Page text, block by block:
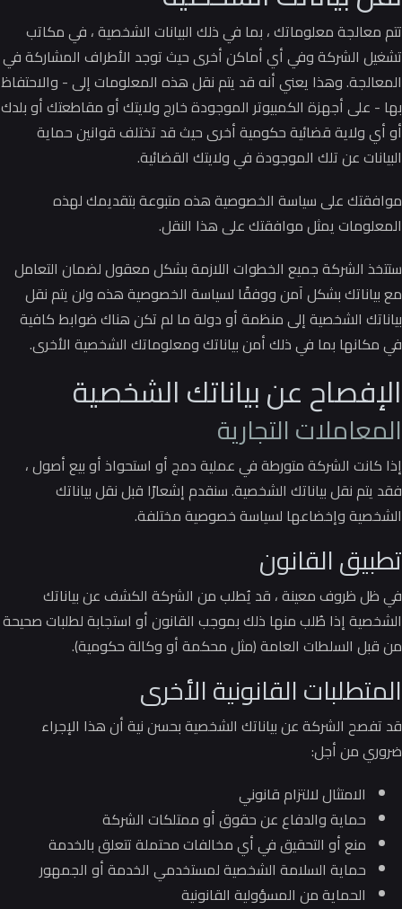
تتم معالجة معلوماتك ، بما في ذلك البيانات الشخصية ، في مكاتب
تشغيل الشركة وفي أي أماكن أخرى حيث توجد الأطراف المشاركة في
المعالجة.وهذا يعني أنه قد يتم نقل هذه المعلومات إلى - والاحتفاظ
بها - على أجهزة الكمبيوتر الموجودة خارج ولايتك أو مقاطعتك أو بلدك
أو أي ولاية قضائية حكومية أخرى حيث قد تختلف قوانين حماية
البيانات عن تلك الموجودة في ولايتك القضائية.
موافقتك على سياسة الخصوصية هذه متبوعة بتقديمك لهذه
المعلومات يمثل موافقتك على هذا النقل.
ستتخذ الشركة جميع الخطوات اللازمة بشكل معقول لضمان التعامل
مع بياناتك بشكل آمن ووفقًا لسياسة الخصوصية هذه ولن يتم نقل
بياناتك الشخصية إلى منظمة أو دولة ما لم تكن هناك ضوابط كافية
في مكانها بما في ذلك أمن بياناتك ومعلوماتك الشخصية الأخرى.
الإفصاح عن بياناتك الشخصية
المعاملات التجارية
إذا كانت الشركة متورطة في عملية دمج أو استحواذ أو بيع أصول ،
فقد يتم نقل بياناتك الشخصية.سنقدم إشعارًا قبل نقل بياناتك
الشخصية وإخضاعها لسياسة خصوصية مختلفة.
تطبيق القانون
في ظل ظروف معينة ، قد يُطلب من الشركة الكشف عن بياناتك
الشخصية إذا طُلب منها ذلك بموجب القانون أو استجابة لطلبات صحيحة
من قبل السلطات العامة (مثل محكمة أو وكالة حكومية).
المتطلبات القانونية الأخرى
قد تفصح الشركة عن بياناتك الشخصية بحسن نية أن هذا الإجراء
ضروري من أجل:
الامتثال لالتزام قانوني
حماية والدفاع عن حقوق أو ممتلكات الشركة
منع أو التحقيق في أي مخالفات محتملة تتعلق بالخدمة
حماية السلامة الشخصية لمستخدمي الخدمة أو الجمهور
الحماية من المسؤولية القانونية